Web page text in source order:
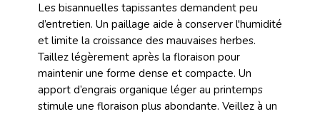
Les bisannuelles tapissantes demandent peu
d’entretien. Un paillage aide à conserver l'humidité
et limite la croissance des mauvaises herbes.
Taillez légèrement après la floraison pour
maintenir une forme dense et compacte. Un
apport d’engrais organique léger au printemps
stimule une floraison plus abondante. Veillez à un